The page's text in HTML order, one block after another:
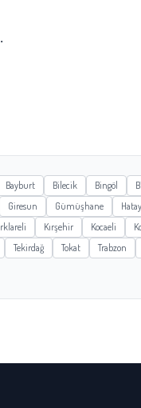
Bayburt Bilecik Bingöl
Giresun Gümüşhane Hatay
Kırşehir Kocaeli
Tekirdağ Tokat Trabzon